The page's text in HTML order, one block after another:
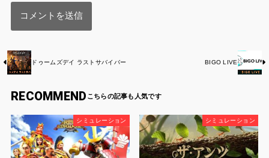
ドゥームズデイ ラストサバイバー BIGO LIVE
RECOMMEND
シミュレーション シミュレーション